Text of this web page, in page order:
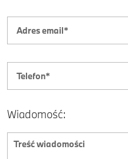
Wiadomość: